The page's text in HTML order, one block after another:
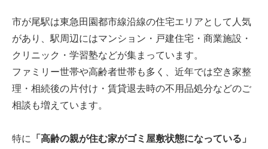
市が尾駅は東急田園都市線沿線の住宅エリアとして人気
があり、駅周辺にはマンション・戸建住宅・商業施設・
クリニック・学習塾などが集まっています。
ファミリー世帯や高齢者世帯も多く、近年では空き家整
理・相続後の片付け・賃貸退去時の不用品処分などのご
相談も増えています。
特に
「高齢の親が住む家がゴミ屋敷状態になっている」